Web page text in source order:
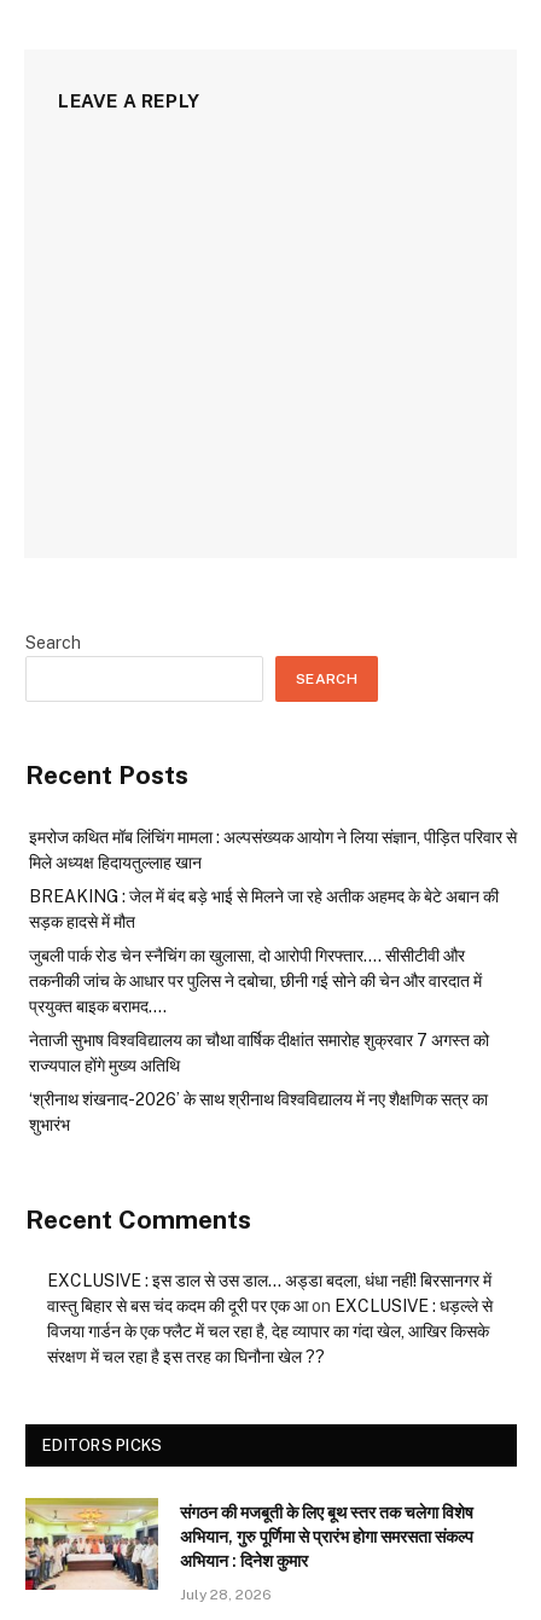
LEAVE A REPLY
Search
SEARCH
Recent Posts
इमरोज कथित मॉब लिंचिंग मामला : अल्पसंख्यक आयोग ने लिया संज्ञान, पीड़ित परिवार से
मिले अध्यक्ष हिदायतुल्लाह खान
BREAKING : जेल में बंद बड़े भाई से मिलने जा रहे अतीक अहमद के बेटे अबान की
सड़क हादसे में मौत
जुबली पार्क रोड चेन स्नैचिंग का खुलासा, दो आरोपी गिरफ्तार…. सीसीटीवी और
तकनीकी जांच के आधार पर पुलिस ने दबोचा, छीनी गई सोने की चेन और वारदात में
प्रयुक्त बाइक बरामद….
नेताजी सुभाष विश्वविद्यालय का चौथा वार्षिक दीक्षांत समारोह शुक्रवार 7 अगस्त को
राज्यपाल होंगे मुख्य अतिथि
‘श्रीनाथ शंखनाद-2026’ के साथ श्रीनाथ विश्वविद्यालय में नए शैक्षणिक सत्र का
शुभारंभ
Recent Comments
EXCLUSIVE : इस डाल से उस डाल… अड्डा बदला, धंधा नहीं! बिरसानगर में
वास्तु बिहार से बस चंद कदम की दूरी पर एक आon EXCLUSIVE : धड़ल्ले से
विजया गार्डन के एक फ्लैट में चल रहा है, देह व्यापार का गंदा खेल, आखिर किसके
संरक्षण में चल रहा है इस तरह का घिनौना खेल ??
EDITORS PICKS
संगठन की मजबूती के लिए बूथ स्तर तक चलेगा विशेष
अभियान, गुरु पूर्णिमा से प्रारंभ होगा समरसता संकल्प
अभियान : दिनेश कुमार
July 28, 2026